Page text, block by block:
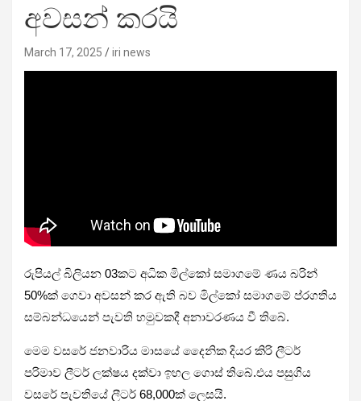
අවසන් කරයි
March 17, 2025 iri news
රුපියල් බිලියන 03කට අධික මිල්කෝ සමාගමේ ණය බරින්
50%ක් ගෙවා අවසන් කර ඇති බව මිල්කෝ සමාගමේ ප්රගතිය
සම්බන්ධයෙන් පැවති හමුවකදී අනාවරණය වී තිබේ.
මෙම වසරේ ජනවාරිය මාසයේ දෛනික දියර කිරි ලීටර්
පරිමාව ලීටර් ලක්ෂය දක්වා ඉහල ගොස් තිබේ.එය පසුගිය
වසරේ පැවතියේ ලීටර් 68,000ක් ලෙසයි.